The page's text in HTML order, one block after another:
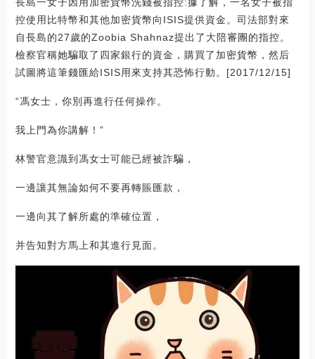
長島一女子因用加密貨幣洗錢被指控:據了解，一名女子被指
控使用比特幣和其他加密貨幣向ISIS提供資金。司法部對來
自長島的27歲的Zoobia Shahnaz提出了大陪審團的指控。
檢察官稱她騙取了四家銀行的資金，購買了加密貨幣，然后
試圖將這筆錢匯給ISIS用來支持其恐怖行動。[2017/12/15]
“馮女士，你別再進行任何操作。
我上門為你講解！”
林警官意識到馮女士可能已經被詐騙，
一邊讓其無論如何不要再轉賬匯款，
一邊向其了解所處的準確位置，
并告知對方馬上和其進行見面。